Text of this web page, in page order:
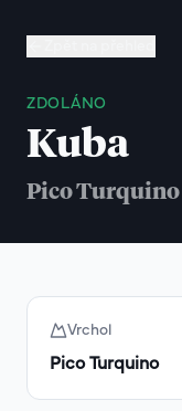
ZDOLÁNO
Kuba
Pico Turquino
Vrchol
Pico Turquino